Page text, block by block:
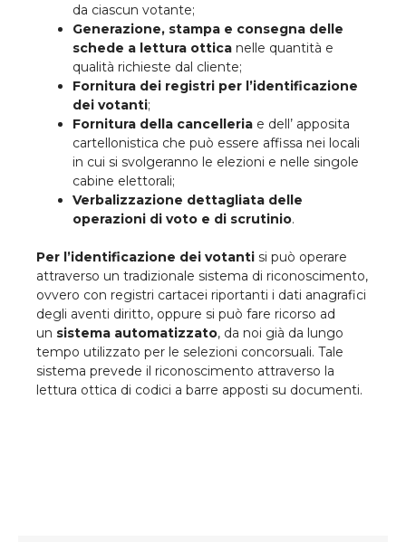
da ciascun votante;
Generazione, stampa e consegna delle
schede a lettura ottica nelle quantità e
qualità richieste dal cliente;
Fornitura dei registri per l’identificazione
dei votanti;
Fornitura della cancelleria e dell’ apposita
cartellonistica che può essere affissa nei locali
in cui si svolgeranno le elezioni e nelle singole
cabine elettorali;
Verbalizzazione dettagliata delle
operazioni di voto e di scrutinio.
Per l’identificazione dei votanti si può operare
attraverso un tradizionale sistema di riconoscimento,
ovvero con registri cartacei riportanti i dati anagrafici
degli aventi diritto, oppure si può fare ricorso ad
un sistema automatizzato, da noi già da lungo
tempo utilizzato per le selezioni concorsuali. Tale
sistema prevede il riconoscimento attraverso la
lettura ottica di codici a barre apposti su documenti.